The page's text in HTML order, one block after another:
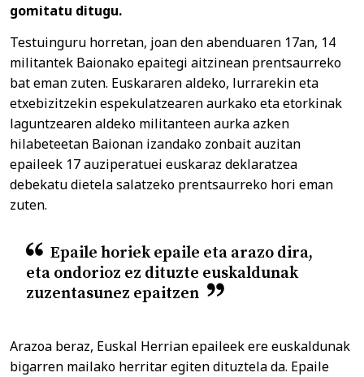
gomitatu ditugu.
Testuinguru horretan, joan den abenduaren 17an, 14
militantek Baionako epaitegi aitzinean prentsaurreko
bat eman zuten. Euskararen aldeko, lurrarekin eta
etxebizitzekin espekulatzearen aurkako eta etorkinak
laguntzearen aldeko militanteen aurka azken
hilabeteetan Baionan izandako zonbait auzitan
epaileek 17 auziperatuei euskaraz deklaratzea
debekatu dietela salatzeko prentsaurreko hori eman
zuten.
Epaile horiek epaile eta arazo dira,
eta ondorioz ez dituzte euskaldunak
zuzentasunez epaitzen
Arazoa beraz, Euskal Herrian epaileek ere euskaldunak
bigarren mailako herritar egiten dituztela da. Epaile